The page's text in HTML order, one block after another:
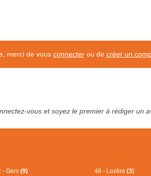
merci de vous connecterou de créer un
vous et soyez le premier à rédiger un
- Gers (9)
48 - Lozère (3)